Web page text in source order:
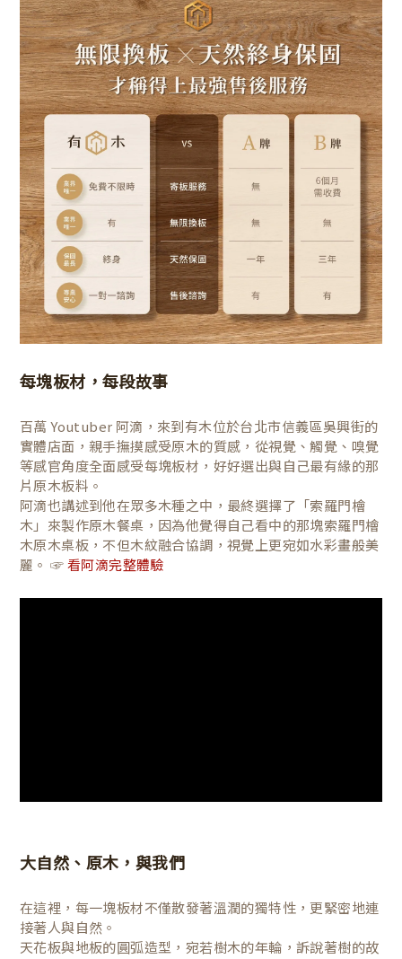
每塊板材，每段故事
百萬 Youtuber 阿滴，來到有木位於台北市信義區吳興街的
實體店面，親手撫摸感受原木的質感，從視覺、觸覺、嗅覺
等感官角度全面感受每塊板材，好好選出與自己最有緣的那
片原木板料。
阿滴也講述到他在眾多木種之中，最終選擇了「索羅門檜
木」來製作原木餐桌，因為他覺得自己看中的那塊索羅門檜
木原木桌板，不但木紋融合協調，視覺上更宛如水彩畫般美
麗。 ☞ 看阿滴完整體驗
大自然、原木，與我們
在這裡，每一塊板材不僅散發著溫潤的獨特性，更緊密地連
接著人與自然。
天花板與地板的圓弧造型，宛若樹木的年輪，訴說著樹的故